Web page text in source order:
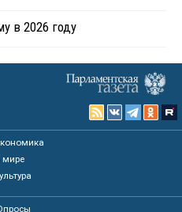
в 2026 году
мире